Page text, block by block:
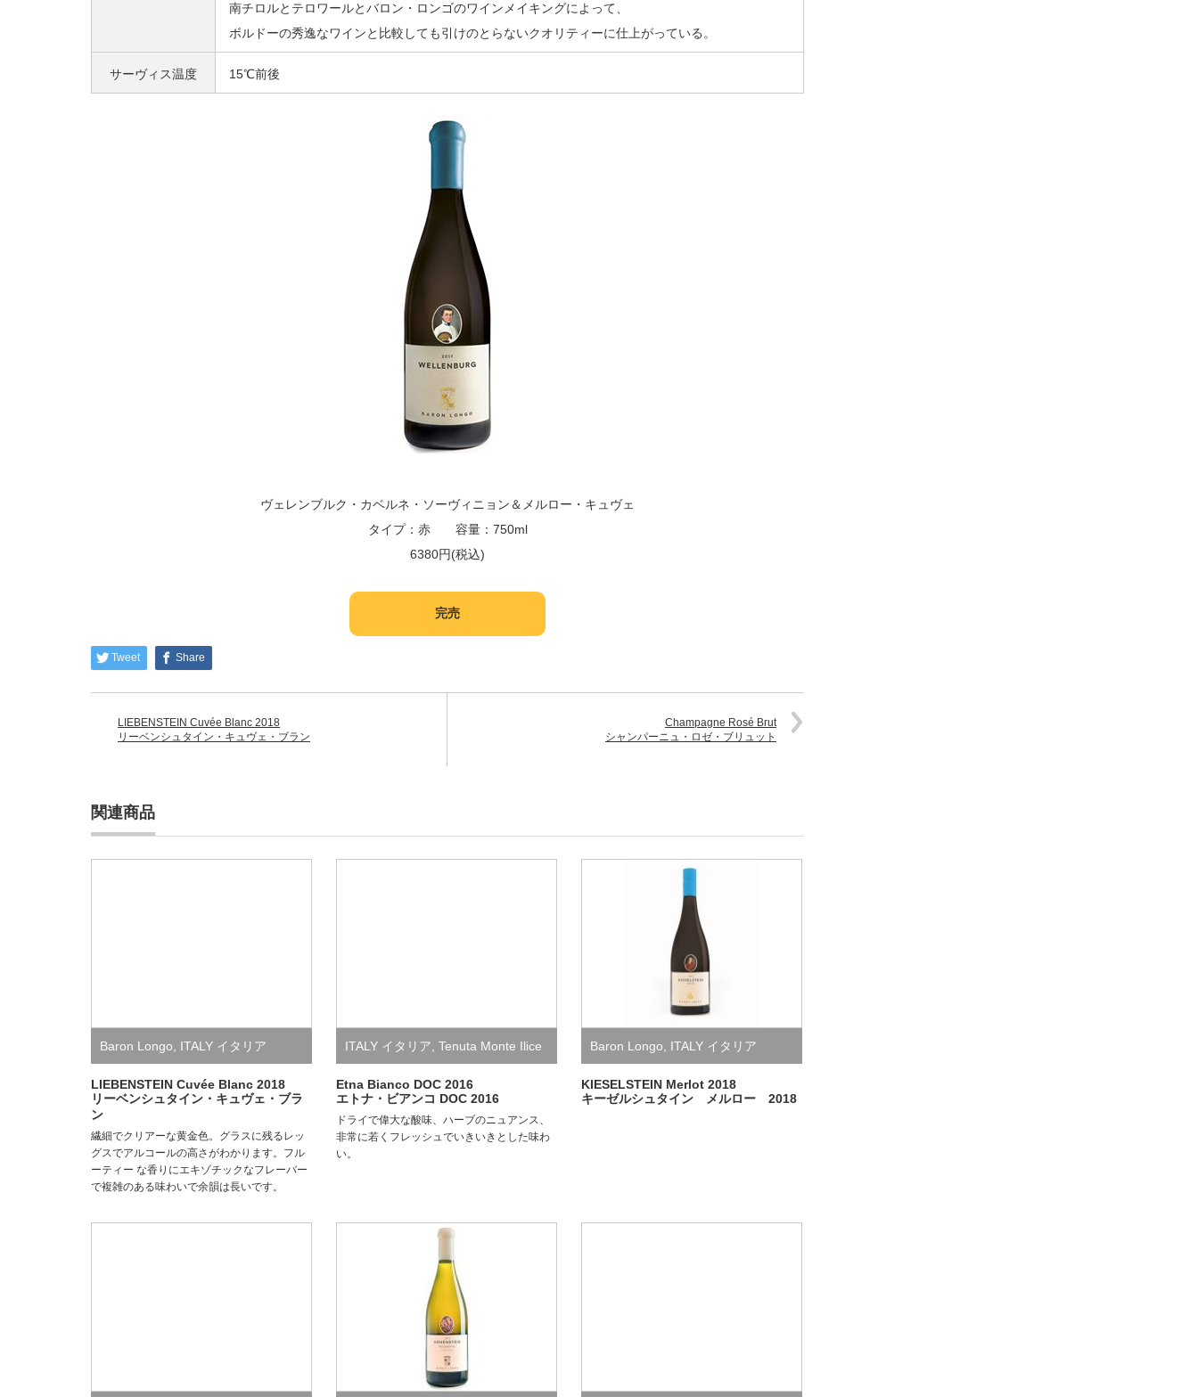
南チロルとテロワールとバロン・ロンゴのワインメイキングによって、
ボルドーの秀逸なワインと比較しても引けのとらないクオリティーに仕上がっている。
サーヴィス温度 15℃前後
ヴェレンブルク・カベルネ・ソーヴィニョン＆メルロー・キュヴェ
タイプ：赤 容量：750ml
6380円(税込)
完売
Tweet Share
LIEBENSTEIN Cuvée Blanc 2018
リーベンシュタイン・キュヴェ・ブラン
Champagne Rosé Brut
シャンパーニュ・ロゼ・ブリュット
関連商品
Baron Longo ITALY イタリア
LIEBENSTEIN Cuvée Blanc 2018
リーベンシュタイン・キュヴェ・ブラ
ン
繊細でクリアーな黄金色。グラスに残るレッ
グスでアルコールの高さがわかります。フル
ーティー な香りにエキゾチックなフレーバー
で複雑のある味わいで余韻は長いです。
ITALY イタリア Tenuta Monte Ilice
Etna Bianco DOC 2016
エトナ・ビアンコ DOC 2016
ドライで偉大な酸味、ハーブのニュアンス、
非常に若くフレッシュでいきいきとした味わ
い。
Baron Longo ITALY イタリア
KIESELSTEIN Merlot 2018
キーゼルシュタイン メルロー 2018